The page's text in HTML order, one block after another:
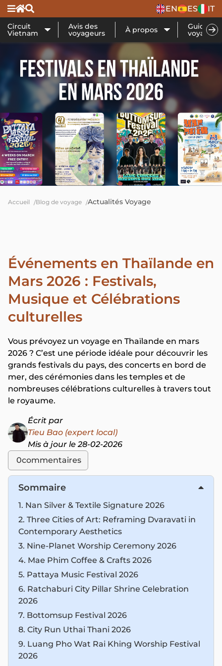
EN ES IT
Circuit
Vietnam
Avis des
voyageurs À propos Guide de
voyage
Accueil Blog de voyage Actualités Voyage
Événements en Thaïlande en
Mars 2026 : Festivals,
Musique et Célébrations
culturelles
Vous prévoyez un voyage en Thaïlande en mars
2026 ? C’est une période idéale pour découvrir les
grands festivals du pays, des concerts en bord de
mer, des cérémonies dans les temples et de
nombreuses célébrations culturelles à travers tout
le royaume.
Écrit par
Tieu Bao (expert local)
Mis à jour le 28-02-2026
0commentaires
Sommaire
1. Nan Silver & Textile Signature 2026
2. Three Cities of Art: Reframing Dvaravati in
Contemporary Aesthetics
3. Nine-Planet Worship Ceremony 2026
4. Mae Phim Coffee & Crafts 2026
5. Pattaya Music Festival 2026
6. Ratchaburi City Pillar Shrine Celebration
2026
7. Bottomsup Festival 2026
8. City Run Uthai Thani 2026
9. Luang Pho Wat Rai Khing Worship Festival
2026